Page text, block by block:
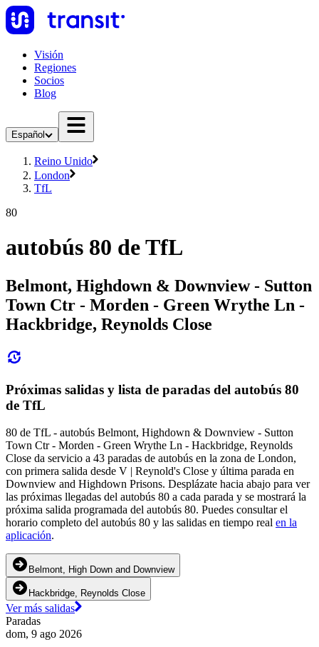
Visión
Regiones
Socios
Blog
Español
Reino Unido
London
TfL
80
autobús 80 de TfL
Belmont, Highdown & Downview - Sutton
Town Ctr - Morden - Green Wrythe Ln -
Hackbridge, Reynolds Close
Próximas salidas y lista de paradas del autobús 80
de TfL
80 de TfL - autobús Belmont, Highdown & Downview - Sutton
Town Ctr - Morden - Green Wrythe Ln - Hackbridge, Reynolds
Close da servicio a 43 paradas de autobús en la zona de London,
con primera salida desde V | Reynold's Close y última parada en
Downview and Highdown Prisons. Desplázate hacia abajo para ver
las próximas llegadas del autobús 80 a cada parada y se mostrará la
próxima salida programada del autobús 80. Puedes consultar el
horario completo del autobús 80 y las salidas en tiempo real en la
aplicación.
Belmont, High Down and Downview
Hackbridge, Reynolds Close
Ver más salidas
Paradas
dom, 9 ago 2026